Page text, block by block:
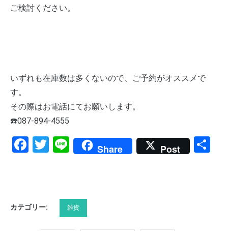
ご検討ください。
いずれも在庫数は多くないので、ご予約がオススメで
す。
その際はお電話にてお願いします。
☎️087-894-4555
Facebook
Twitter
LineShare Post
カテゴリー: 雑貨